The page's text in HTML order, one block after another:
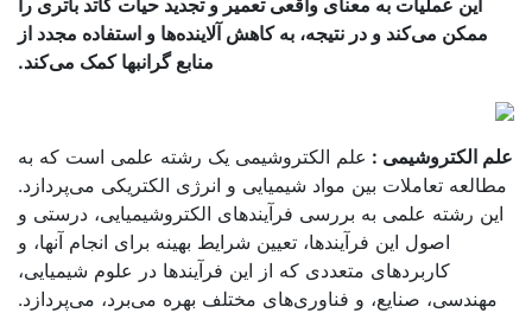
این عملیات به معنای واقعی تعمیر و تجدید حیات کاتد باتری را
ممکن می‌کند و در نتیجه، به کاهش آلاینده‌ها و استفاده مجدد از
منابع گرانبها کمک می‌کند.
الکتروشیمی :علم الکتروشیمی یک رشته علمی است که به
تعاملات بین مواد شیمیایی و انرژی الکتریکی می‌پردازد.
رشته علمی به بررسی فرآیندهای الکتروشیمیایی، درستی و
اصول این فرآیندها، تعیین شرایط بهینه برای انجام آنها، و
کاربردهای متعددی که از این فرآیندها در علوم شیمیایی،
مهندسی، صنایع، و فناوری‌های مختلف بهره می‌برد، می‌پردازد.